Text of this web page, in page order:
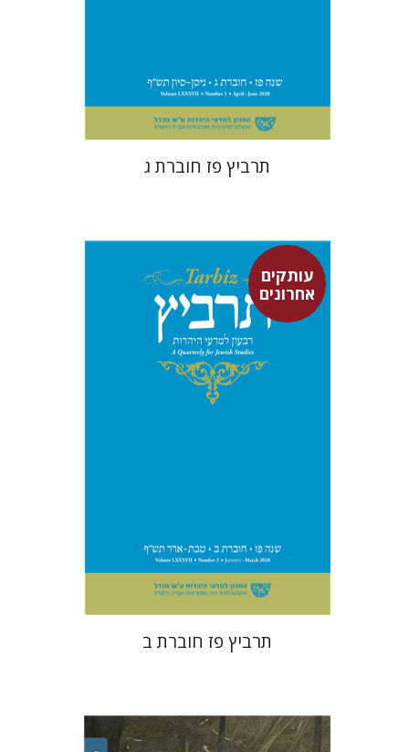
$29
$26
תרביץ פז חוברת ג
עותקים
אחרוניםשרית שלו-עיני
רוני גולדשטיין
משה הלברטל
שלמה נאה
$29
תרביץ פז חוברת ב